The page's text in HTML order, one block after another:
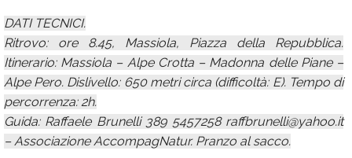
DATI TECNICI.
Ritrovo: ore 8.45, Massiola, Piazza della Repubblica.
Itinerario: Massiola – Alpe Crotta – Madonna delle Piane –
Alpe Pero. Dislivello: 650 metri circa (difficoltà: E). Tempo di
percorrenza: 2h.
Guida: Raffaele Brunelli 389 5457258 raffbrunelli@yahoo.it
– Associazione AccompagNatur. Pranzo al sacco.